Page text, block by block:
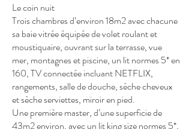
Le coin nuit
Trois chambres d’environ 18m2 avec chacune
sa baie vitrée équipée de volet roulant et
moustiquaire, ouvrant sur la terrasse, vue
mer, montagnes et piscine, un lit normes 5* en
160, TV connectée incluant NETFLIX,
rangements, salle de douche, sèche cheveux
et sèche serviettes, miroir en pied.
Une première master, d’une superficie de
43m2 environ, avec un lit king size normes 5*,